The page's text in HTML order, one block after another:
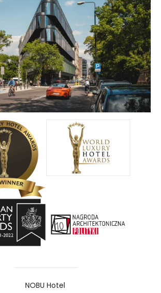
NOBU Hotel